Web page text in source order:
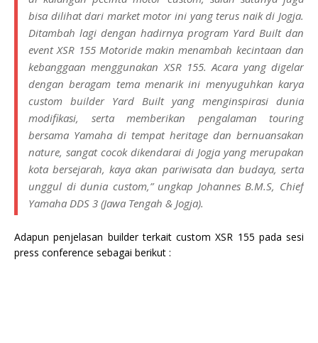
bisa dilihat dari market motor ini yang terus naik di Jogja.
Ditambah lagi dengan hadirnya program Yard Built dan
event XSR 155 Motoride makin menambah kecintaan dan
kebanggaan menggunakan XSR 155. Acara yang digelar
dengan beragam tema menarik ini menyuguhkan karya
custom builder Yard Built yang menginspirasi dunia
modifikasi, serta memberikan pengalaman touring
bersama Yamaha di tempat heritage dan bernuansakan
nature, sangat cocok dikendarai di Jogja yang merupakan
kota bersejarah, kaya akan pariwisata dan budaya, serta
unggul di dunia custom,” ungkap Johannes B.M.S, Chief
Yamaha DDS 3 (Jawa Tengah & Jogja).
Adapun penjelasan builder terkait custom XSR 155 pada sesi
press conference sebagai berikut :